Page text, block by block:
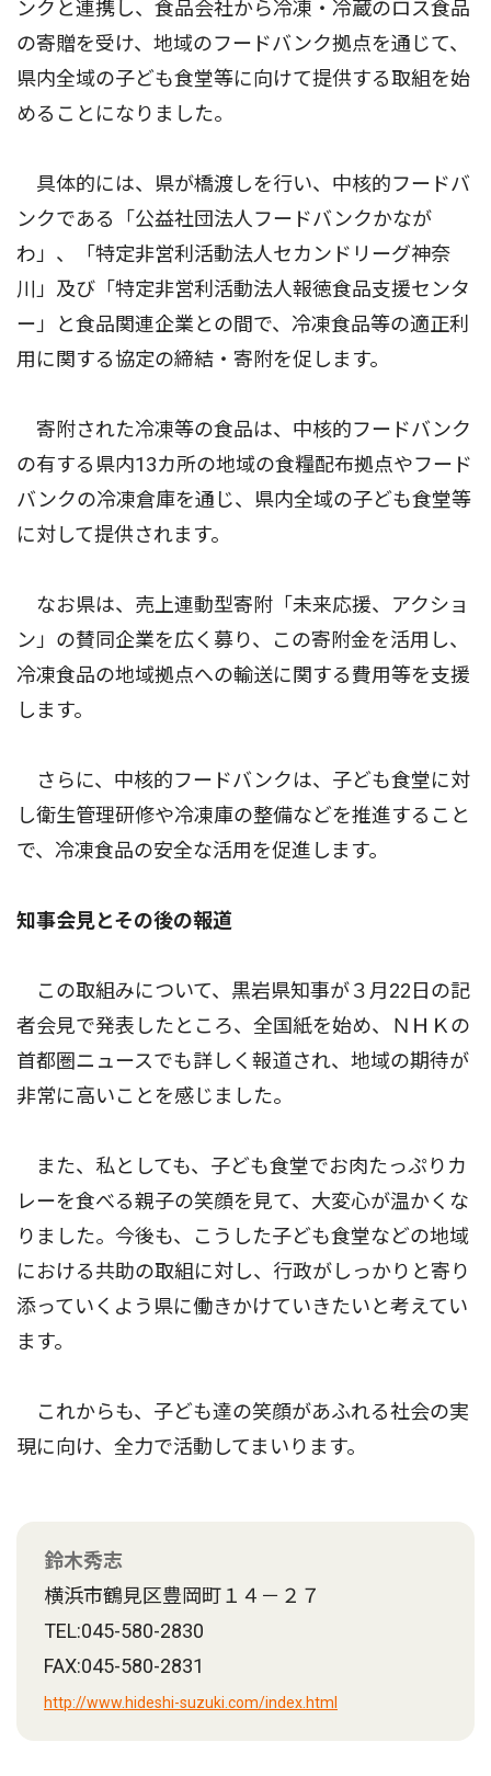
ンクと連携し、食品会社から冷凍・冷蔵のロス食品
の寄贈を受け、地域のフードバンク拠点を通じて、
県内全域の子ども食堂等に向けて提供する取組を始
めることになりました。
具体的には、県が橋渡しを行い、中核的フードバ
ンクである「公益社団法人フードバンクかなが
わ」、「特定非営利活動法人セカンドリーグ神奈
川」及び「特定非営利活動法人報徳食品支援センタ
ー」と食品関連企業との間で、冷凍食品等の適正利
用に関する協定の締結・寄附を促します。
寄附された冷凍等の食品は、中核的フードバンク
の有する県内13カ所の地域の食糧配布拠点やフード
バンクの冷凍倉庫を通じ、県内全域の子ども食堂等
に対して提供されます。
なお県は、売上連動型寄附「未来応援、アクショ
ン」の賛同企業を広く募り、この寄附金を活用し、
冷凍食品の地域拠点への輸送に関する費用等を支援
します。
さらに、中核的フードバンクは、子ども食堂に対
し衛生管理研修や冷凍庫の整備などを推進すること
で、冷凍食品の安全な活用を促進します。
知事会見とその後の報道
この取組みについて、黒岩県知事が３月22日の記
者会見で発表したところ、全国紙を始め、ＮＨＫの
首都圏ニュースでも詳しく報道され、地域の期待が
非常に高いことを感じました。
また、私としても、子ども食堂でお肉たっぷりカ
レーを食べる親子の笑顔を見て、大変心が温かくな
りました。今後も、こうした子ども食堂などの地域
における共助の取組に対し、行政がしっかりと寄り
添っていくよう県に働きかけていきたいと考えてい
ます。
これからも、子ども達の笑顔があふれる社会の実
現に向け、全力で活動してまいります。
鈴木秀志
横浜市鶴見区豊岡町１４－２７
TEL:045-580-2830
FAX:045-580-2831
http://www.hideshi-suzuki.com/index.html